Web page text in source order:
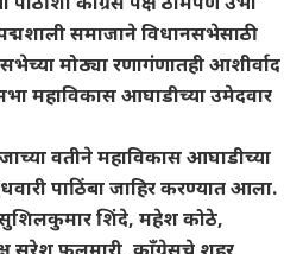
समाजाने विधानसभेसाठी
मोठ्या रणागंणातही आशीर्वाद
महाविकास आघाडीच्या उमेदवार
वतीने महाविकास आघाडीच्या
पाठिंबा जाहिर करण्यात आला.
सुशिलकुमार शिंदे, महेश कोठे,